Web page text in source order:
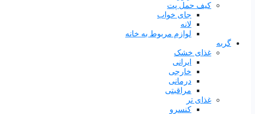
کیف حمل پت
جای خواب
لانه
لوازم مربوط به خانه
گربه
غذای خشک
ایرانی
خارجی
درمانی
مراقبتی
غذای تر
کنسرو